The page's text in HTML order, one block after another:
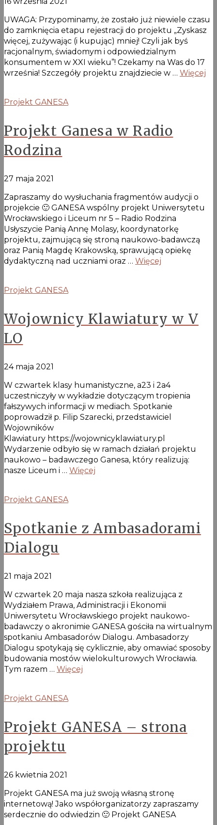
UWAGA: Przypominamy, że zostało już niewiele czasu
do zamknięcia etapu rejestracji do projektu „Zyskasz
więcej, zużywając (i kupując) mniej! Czyli jak byś
racjonalnym, świadomym i odpowiedzialnym
konsumentem w XXI wieku”! Czekamy na Was do 17
września! Szczegóły projektu znajdziecie w … Więcej
Projekt GANESA
Projekt Ganesa w Radio
Rodzina
27 maja 2021
Zapraszamy do wysłuchania fragmentów audycji o
projekcie 🙂 GANESA wspólny projekt Uniwersytetu
Wrocławskiego i Liceum nr 5 – Radio Rodzina
Usłyszycie Panią Annę Molasy, koordynatorkę
projektu, zajmującą się stroną naukowo-badawczą
oraz Panią Magdę Krakowską, sprawującą opiekę
dydaktyczną nad uczniami oraz … Więcej
Projekt GANESA
Wojownicy Klawiatury w V
LO
24 maja 2021
W czwartek klasy humanistyczne, a23 i 2a4
uczestniczyły w wykładzie dotyczącym tropienia
fałszywych informacji w mediach. Spotkanie
poprowadził p. Filip Szarecki, przedstawiciel
Wojowników
Klawiatury https://wojownicyklawiatury.pl
Wydarzenie odbyło się w ramach działań projektu
naukowo – badawczego Ganesa, który realizują:
nasze Liceum i … Więcej
Projekt GANESA
Spotkanie z Ambasadorami
Dialogu
21 maja 2021
W czwartek 20 maja nasza szkoła realizująca z
Wydziałem Prawa, Administracji i Ekonomii
Uniwersytetu Wrocławskiego projekt naukowo-
badawczy o akronimie GANESA gościła na wirtualnym
spotkaniu Ambasadorów Dialogu. Ambasadorzy
Dialogu spotykają się cyklicznie, aby omawiać sposoby
budowania mostów wielokulturowych Wrocławia.
Tym razem … Więcej
Projekt GANESA
Projekt GANESA – strona
projektu
26 kwietnia 2021
Projekt GANESA ma już swoją własną stronę
internetową! Jako współorganizatorzy zapraszamy
serdecznie do odwiedzin 🙂 Projekt GANESA